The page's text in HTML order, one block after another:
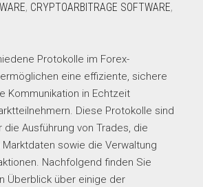
, CRYPTOARBITRAGE SOFTWARE,
Protokolle im Forex-
eine effiziente, sichere
Kommunikation in Echtzeit
Diese Protokolle sind
Ausführung von Trades, die
sowie die Verwaltung
Nachfolgend finden Sie
Überblick über einige der